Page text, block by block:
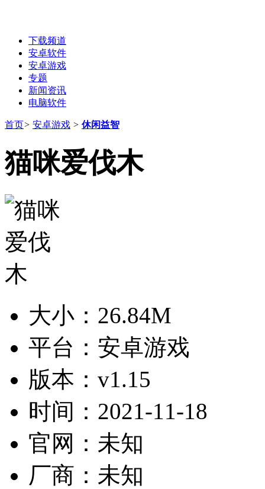
下载频道
安卓软件
安卓游戏
专题
新闻资讯
电脑软件
首页> 安卓游戏 > 休闲益智
猫咪爱伐木
大小： 26.84M
平台： 安卓游戏
版本： v1.15
时间： 2021-11-18
官网： 未知
厂商： 未知